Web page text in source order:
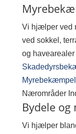
Vi hjælper ved
ved sokkel,
og
Nærområder
Bydele
Vi hjælper